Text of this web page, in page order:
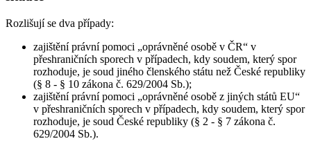
Rozlišují se dva případy:
zajištění právní pomoci „oprávněné osobě v ČR“ v
přeshraničních sporech v případech, kdy soudem, který spor
rozhoduje, je soud jiného členského státu než České republiky
(§ 8 - § 10 zákona č. 629/2004 Sb.);
zajištění právní pomoci „oprávněné osobě z jiných států EU“
v přeshraničních sporech v případech, kdy soudem, který spor
rozhoduje, je soud České republiky (§ 2 - § 7 zákona č.
629/2004 Sb.).